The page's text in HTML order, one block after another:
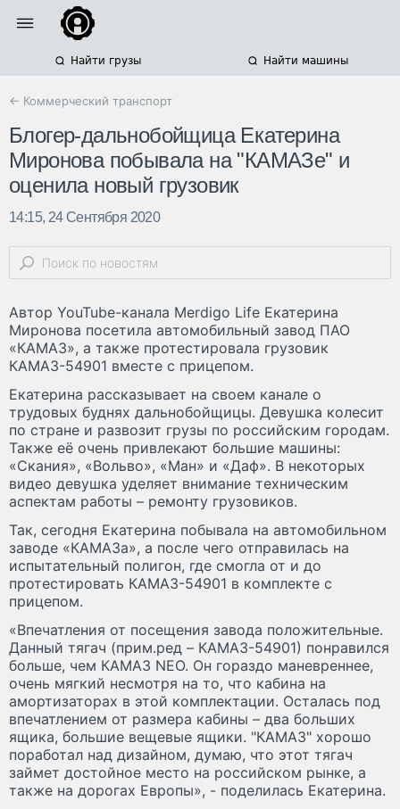
Найти грузы Найти машины
← Коммерческий транспорт
Блогер-дальнобойщица Екатерина
Миронова побывала на "КАМАЗе" и
оценила новый грузовик
14:15, 24 Сентября 2020
Автор YouTube-канала Merdigo Life Екатерина
Миронова посетила автомобильный завод ПАО
«КАМАЗ», а также протестировала грузовик
КАМАЗ-54901 вместе с прицепом.
Екатерина рассказывает на своем канале о
трудовых буднях дальнобойщицы. Девушка колесит
по стране и развозит грузы по российским городам.
Также её очень привлекают большие машины:
«Скания», «Вольво», «Ман» и «Даф». В некоторых
видео девушка уделяет внимание техническим
аспектам работы – ремонту грузовиков.
Так, сегодня Екатерина побывала на автомобильном
заводе «КАМАЗа», а после чего отправилась на
испытательный полигон, где смогла от и до
протестировать КАМАЗ-54901 в комплекте с
прицепом.
«Впечатления от посещения завода положительные.
Данный тягач (прим.ред – КАМАЗ-54901) понравился
больше, чем КАМАЗ NEO. Он гораздо маневреннее,
очень мягкий несмотря на то, что кабина на
амортизаторах в этой комплектации. Осталась под
впечатлением от размера кабины – два больших
ящика, большие вещевые ящики. "КАМАЗ" хорошо
поработал над дизайном, думаю, что этот тягач
займет достойное место на российском рынке, а
также на дорогах Европы», - поделилась Екатерина.